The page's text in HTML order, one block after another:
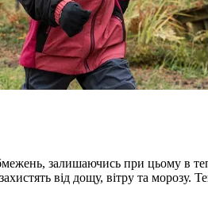
залишаючись при цьому в
від дощу, вітру та морозу.